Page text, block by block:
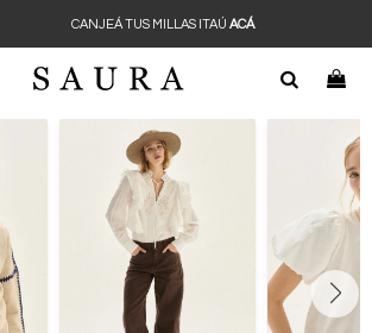
CANJEÁ TUS MILLAS ITAÚ ACÁ